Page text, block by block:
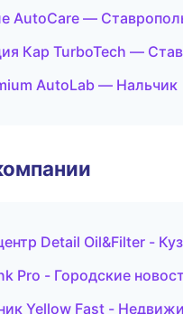
AutoCare —
Кар TurboTech —
AutoLab — Нальчик
Detail Oil&Filter -
Pro - Городские
Yellow Fast -